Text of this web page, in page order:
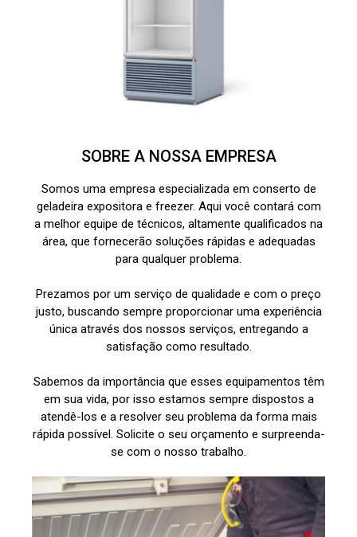
SOBRE A NOSSA EMPRESA
Somos uma empresa especializada em conserto de
geladeira expositora e freezer. Aqui você contará com
a melhor equipe de técnicos, altamente qualificados na
área, que fornecerão soluções rápidas e adequadas
para qualquer problema.
Prezamos por um serviço de qualidade e com o preço
justo, buscando sempre proporcionar uma experiência
única através dos nossos serviços, entregando a
satisfação como resultado.
Sabemos da importância que esses equipamentos têm
em sua vida, por isso estamos sempre dispostos a
atendê-los e a resolver seu problema da forma mais
rápida possível. Solicite o seu orçamento e surpreenda-
se com o nosso trabalho.